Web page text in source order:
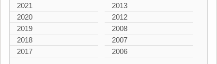
2021
2020
2019
2018
2017
2013
2012
2008
2007
2006